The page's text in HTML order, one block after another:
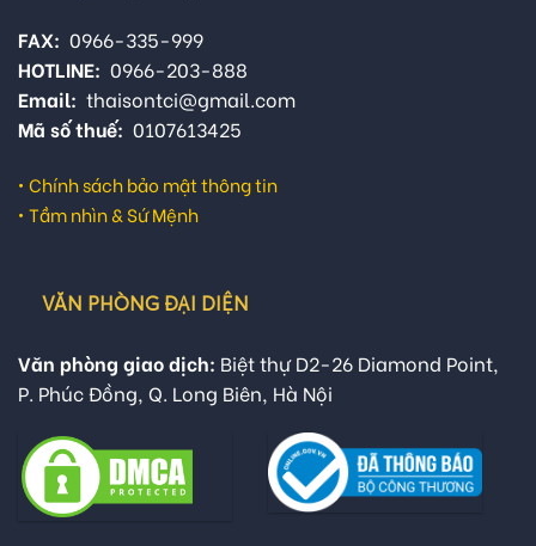
FAX: 0966-335-999
HOTLINE: 0966-203-888
Email: thaisontci@gmail.com
Mã số thuế: 0107613425
• Chính sách bảo mật thông tin
• Tầm nhìn & Sứ Mệnh
VĂN PHÒNG ĐẠI DIỆN
Văn phòng giao dịch: Biệt thự D2-26 Diamond Point,
P. Phúc Đồng, Q. Long Biên, Hà Nội